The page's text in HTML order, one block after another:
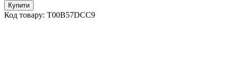
Купити
Код товару: T00B57DCC9